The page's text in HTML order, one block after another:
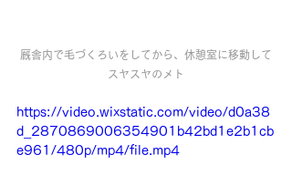
厩舎内で毛づくろいをしてから、休憩室に移動して
スヤスヤのメト
https://video.wixstatic.com/video/d0a38
d_2870869006354901b42bd1e2b1cb
e961/480p/mp4/file.mp4